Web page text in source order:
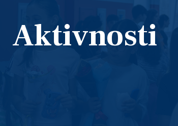
Aktivnosti